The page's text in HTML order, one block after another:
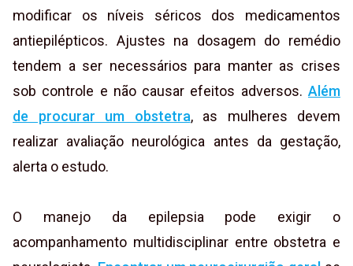
modificar os níveis séricos dos medicamentos
antiepilépticos. Ajustes na dosagem do remédio
tendem a ser necessários para manter as crises
sob controle e não causar efeitos adversos. Além
de procurar um obstetra, as mulheres devem
realizar avaliação neurológica antes da gestação,
alerta o estudo.
O manejo da epilepsia pode exigir o
acompanhamento multidisciplinar entre obstetra e